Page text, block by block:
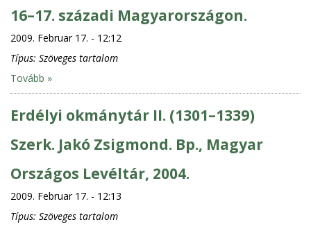
16–17. századi Magyarországon.
2009. Februar 17. - 12:12
Típus: Szöveges tartalom
Tovább »
Erdélyi okmánytár II. (1301–1339)
Szerk. Jakó Zsigmond. Bp., Magyar
Országos Levéltár, 2004.
2009. Februar 17. - 12:13
Típus: Szöveges tartalom